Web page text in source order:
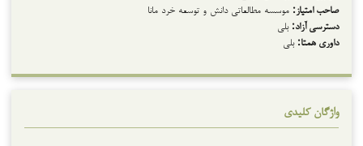
صاحب امتیاز: موسسه مطالعاتی دانش و توسعه خرد مانا
دسترسی آزاد: بلی
داوری همتا: بلی
واژگان کلیدی